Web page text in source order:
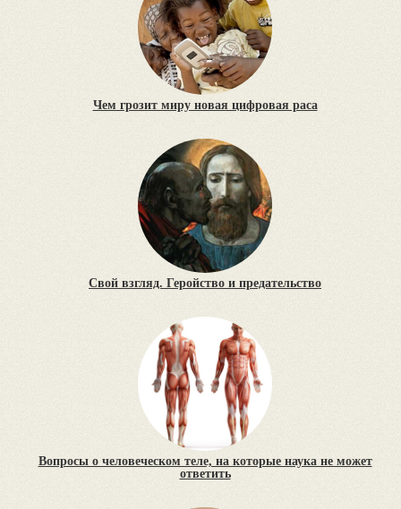
Чем грозит миру новая цифровая раса
Свой взгляд. Геройство и предательство
Вопросы о человеческом теле, на которые наука не может
ответить